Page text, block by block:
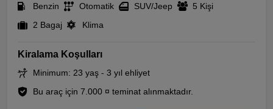
Benzin Otomatik SUV/Jeep
5 Kişi
2 Bagaj
Klima
Kiralama Koşulları
Minimum: 23 yaş - 3 yıl ehliyet
Bu araç için 7.000 ¤ teminat alınmaktadır.